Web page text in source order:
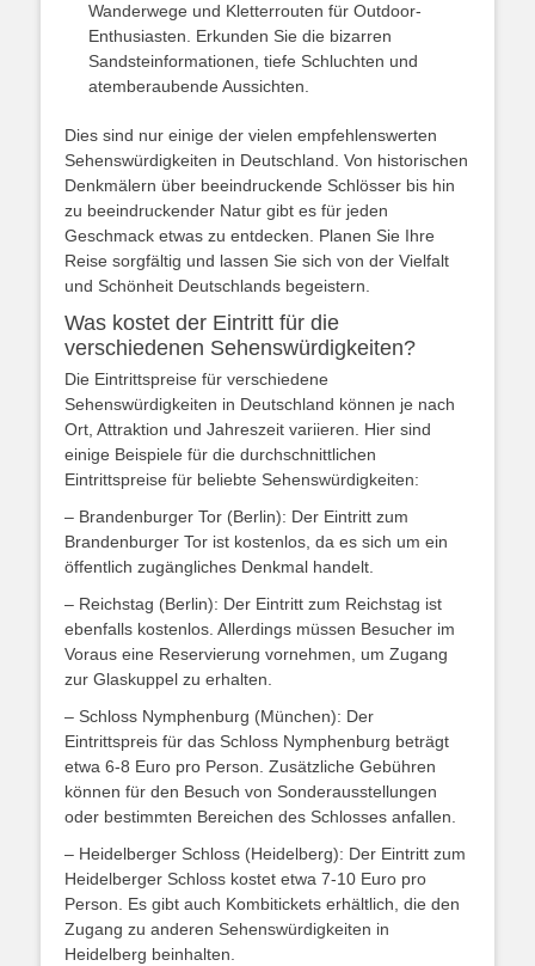
Wanderwege und Kletterrouten für Outdoor-
Enthusiasten. Erkunden Sie die bizarren
Sandsteinformationen, tiefe Schluchten und
atemberaubende Aussichten.
Dies sind nur einige der vielen empfehlenswerten
Sehenswürdigkeiten in Deutschland. Von historischen
Denkmälern über beeindruckende Schlösser bis hin
zu beeindruckender Natur gibt es für jeden
Geschmack etwas zu entdecken. Planen Sie Ihre
Reise sorgfältig und lassen Sie sich von der Vielfalt
und Schönheit Deutschlands begeistern.
Was kostet der Eintritt für die
verschiedenen Sehenswürdigkeiten?
Die Eintrittspreise für verschiedene
Sehenswürdigkeiten in Deutschland können je nach
Ort, Attraktion und Jahreszeit variieren. Hier sind
einige Beispiele für die durchschnittlichen
Eintrittspreise für beliebte Sehenswürdigkeiten:
– Brandenburger Tor (Berlin): Der Eintritt zum
Brandenburger Tor ist kostenlos, da es sich um ein
öffentlich zugängliches Denkmal handelt.
– Reichstag (Berlin): Der Eintritt zum Reichstag ist
ebenfalls kostenlos. Allerdings müssen Besucher im
Voraus eine Reservierung vornehmen, um Zugang
zur Glaskuppel zu erhalten.
– Schloss Nymphenburg (München): Der
Eintrittspreis für das Schloss Nymphenburg beträgt
etwa 6-8 Euro pro Person. Zusätzliche Gebühren
können für den Besuch von Sonderausstellungen
oder bestimmten Bereichen des Schlosses anfallen.
– Heidelberger Schloss (Heidelberg): Der Eintritt zum
Heidelberger Schloss kostet etwa 7-10 Euro pro
Person. Es gibt auch Kombitickets erhältlich, die den
Zugang zu anderen Sehenswürdigkeiten in
Heidelberg beinhalten.